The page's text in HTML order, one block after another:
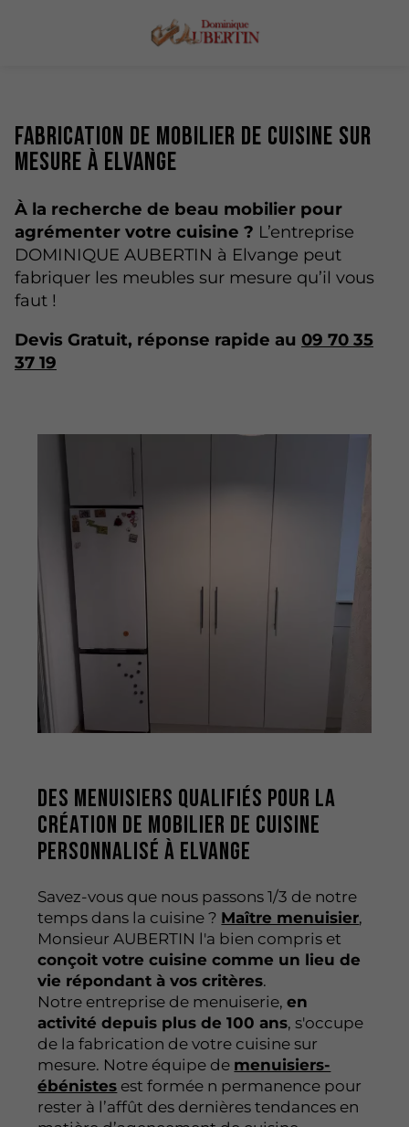
Fabrication de mobilier de cuisine sur
mesure à Elvange
À la recherche de beau mobilier pour
agrémenter votre cuisine ? L’entreprise
DOMINIQUE AUBERTIN à Elvange peut
fabriquer les meubles sur mesure qu’il vous
faut !
Devis Gratuit, réponse rapide au 09 70 35
37 19
Des menuisiers qualifiés pour la
création de mobilier de cuisine
personnalisé à Elvange
Savez-vous que nous passons 1/3 de notre
temps dans la cuisine ? Maître menuisier,
Monsieur AUBERTIN l'a bien compris et
conçoit votre cuisine comme un lieu de
vie répondant à vos critères.
Notre entreprise de menuiserie,en
activité depuis plus de 100 ans, s'occupe
de la fabrication de votre cuisine sur
mesure. Notre équipe de menuisiers-
ébénistes est formée n permanence pour
rester à l’affût des dernières tendances en